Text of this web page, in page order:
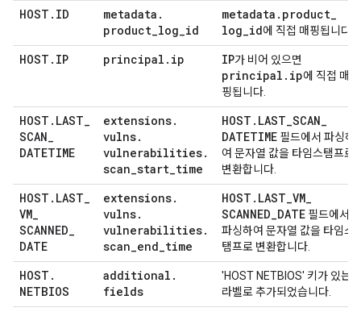
HOST . ID metadata .
product_log_id
metadata . product_
log_id에 직접 매핑됩니다.
HOST . IP principal . ip IP가 비어 있으면
principal . ip에 직접 매
핑됩니다.
HOST . LAST_
SCAN_
DATETIME
extensions.
vulns.
vulnerabilities.
scan_start_time
HOST . LAST_SCAN_
DATETIME 필드에서 파싱하
여 문자열 값을 타임스탬프로
변환합니다.
HOST . LAST_
VM_
SCANNED_
DATE
extensions.
vulns.
vulnerabilities.
scan_end_time
HOST . LAST_VM_
SCANNED_DATE 필드에서
파싱하여 문자열 값을 타임스
탬프로 변환합니다.
HOST .
NETBIOS
additional .
fields
'HOST NETBIOS' 키가 있는
라벨로 추가되었습니다.